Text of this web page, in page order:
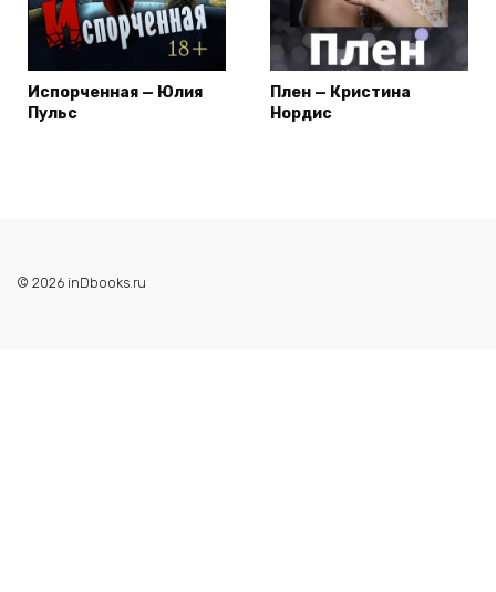
Испорченная — Юлия
Пульс
Плен — Кристина
Нордис
© 2026 inDbooks.ru